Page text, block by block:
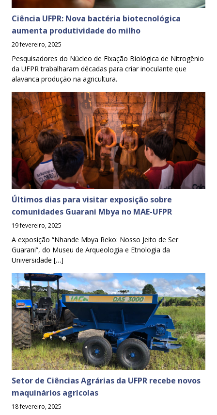
Ciência UFPR: Nova bactéria biotecnológica
aumenta produtividade do milho
20 fevereiro, 2025
Pesquisadores do Núcleo de Fixação Biológica de Nitrogênio
da UFPR trabalharam décadas para criar inoculante que
alavanca produção na agricultura.
Últimos dias para visitar exposição sobre
comunidades Guarani Mbya no MAE-UFPR
19 fevereiro, 2025
A exposição “Nhande Mbya Reko: Nosso Jeito de Ser
Guarani”, do Museu de Arqueologia e Etnologia da
Universidade […]
Setor de Ciências Agrárias da UFPR recebe novos
maquinários agrícolas
18 fevereiro, 2025